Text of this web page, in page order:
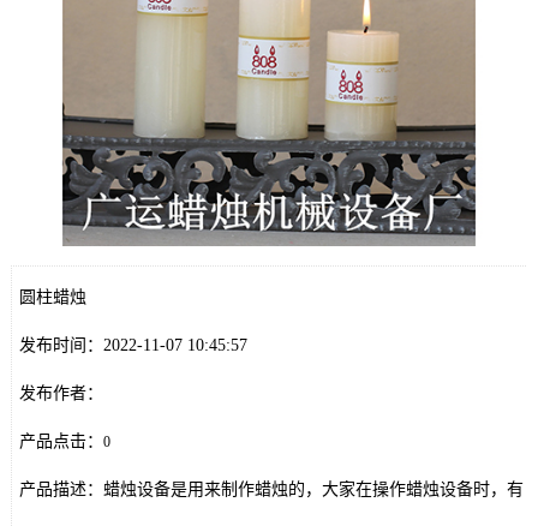
圆柱蜡烛
发布时间：2022-11-07 10:45:57
发布作者：
产品点击： 0
产品描述：蜡烛设备是用来制作蜡烛的，大家在操作蜡烛设备时，有